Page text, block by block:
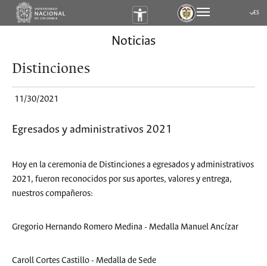
ES
Noticias
Distinciones
11/30/2021
Egresados y administrativos 2021
Hoy en la ceremonia de Distinciones a egresados y administrativos
2021, fueron reconocidos por sus aportes, valores y entrega,
nuestros compañeros:
Gregorio Hernando Romero Medina - Medalla Manuel Ancízar
Caroll Cortes Castillo - Medalla de Sede